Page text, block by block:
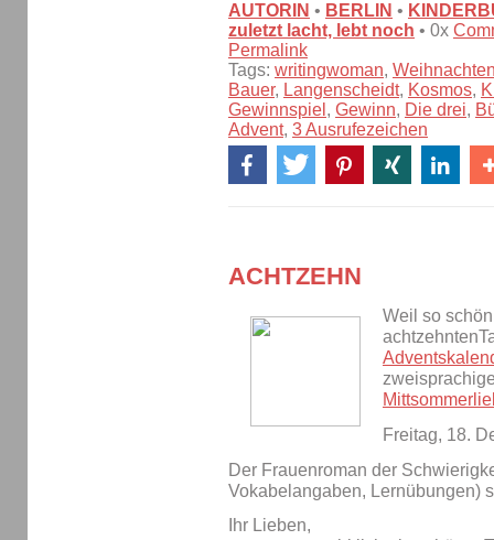
AUTORIN • BERLIN •
zuletzt lacht, lebt noch • 0x
Permalink
Tags: writingwoman,
Bauer, Langenscheidt, Kosmos,
Gewinnspiel , Gewinn, Die drei,
Advent, 3 Ausrufezeichen
ACHTZEHN
Weil so
Freitag, 18.
Der Frauenroman der
Vokabelangaben, Lernübungen)
Ihr Lieben,